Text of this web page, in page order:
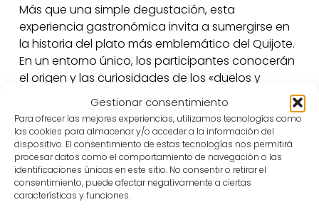
Gestionar consentimiento
Para ofrecer las mejores experiencias, utilizamos tecnologías como
las cookies para almacenar y/o acceder a la información del
dispositivo. El consentimiento de estas tecnologías nos permitirá
procesar datos como el comportamiento de navegación o las
identificaciones únicas en este sitio. No consentir o retirar el
consentimiento, puede afectar negativamente a ciertas
características y funciones.
Más que una simple degustación, esta
experiencia gastronómica invita a sumergirse en
la historia del plato más emblemático del Quijote.
En un entorno único, los participantes conocerán
el origen y las curiosidades de los «duelos y
quebrantos», su relación con las normas
alimentarias del Siglo de Oro y su simbolismo en la
literatura cervantina. Guiados por expertos en
gastronomía y cultura, se explorarán las técnicas
de preparación tradicionales y las variantes
contemporáneas de esta receta que ha
perdurado a lo largo de los siglos. Una